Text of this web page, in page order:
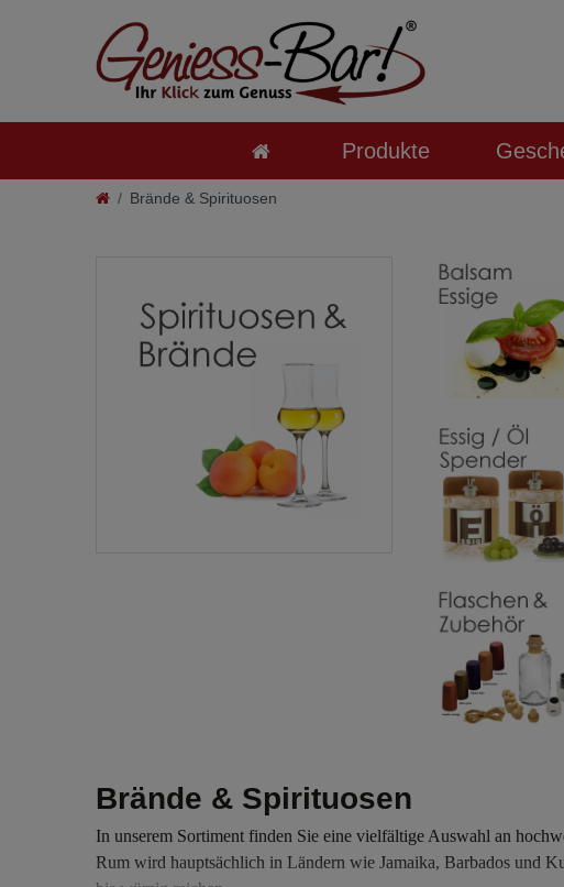
Produkte
Brände & Spirituosen
Brände & Spirituosen
In unserem Sortiment finden Sie eine vielfältige Auswahl an
Rum wird hauptsächlich in Ländern wie Jamaika, Barbados und